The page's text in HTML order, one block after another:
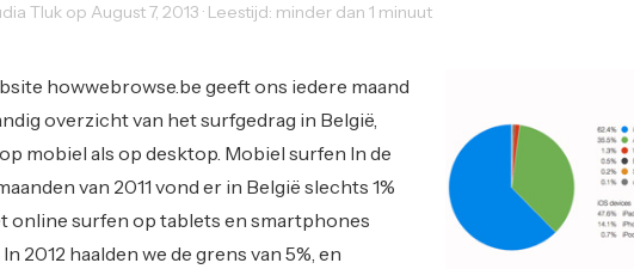
Tluk op August 7, 2013 · Leestijd: minder dan 1 minuut
howwebrowse.be geeft ons iedere maand
overzicht van het surfgedrag in België,
mobiel als op desktop. Mobiel surfen In de
van 2011 vond er in België slechts 1%
online surfen op tablets en smartphones
2012 haalden we de grens van 5%, en